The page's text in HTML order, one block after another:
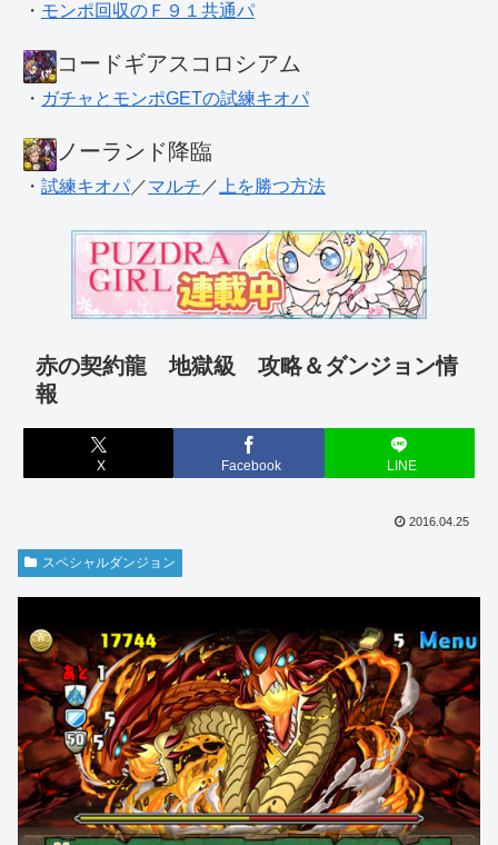
・ モンポ回収のＦ９１共通パ
コードギアスコロシアム
・ ガチャとモンポGETの試練キオパ
ノーランド降臨
・ 試練キオパ ／マルチ ／ 上を勝つ方法
赤の契約龍 地獄級 攻略＆ダンジョン情
報
X Facebook LINE
2016.04.25
スペシャルダンジョン